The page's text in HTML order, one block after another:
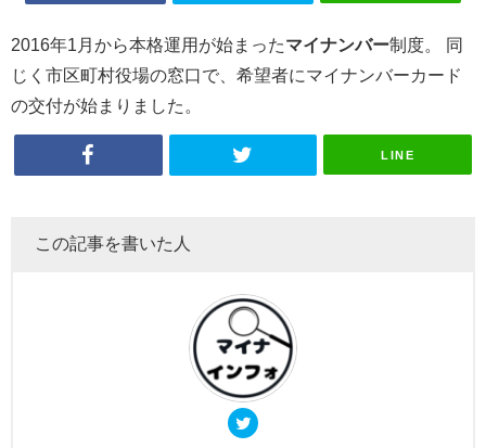
2016年1月から本格運用が始まったマイナンバー制度。 同
じく市区町村役場の窓口で、希望者にマイナンバーカード
の交付が始まりました。
LINE
この記事を書いた人